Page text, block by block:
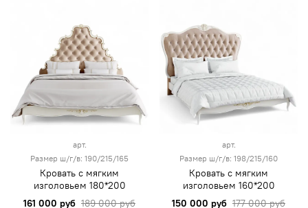
арт.
Размер ш/г/в: 190/215/165
Кровать с мягким
изголовьем 180*200
161 000 руб 189 000 руб
арт.
Размер ш/г/в: 198/215/160
Кровать с мягким
изголовьем 160*200
150 000 руб 177 000 руб